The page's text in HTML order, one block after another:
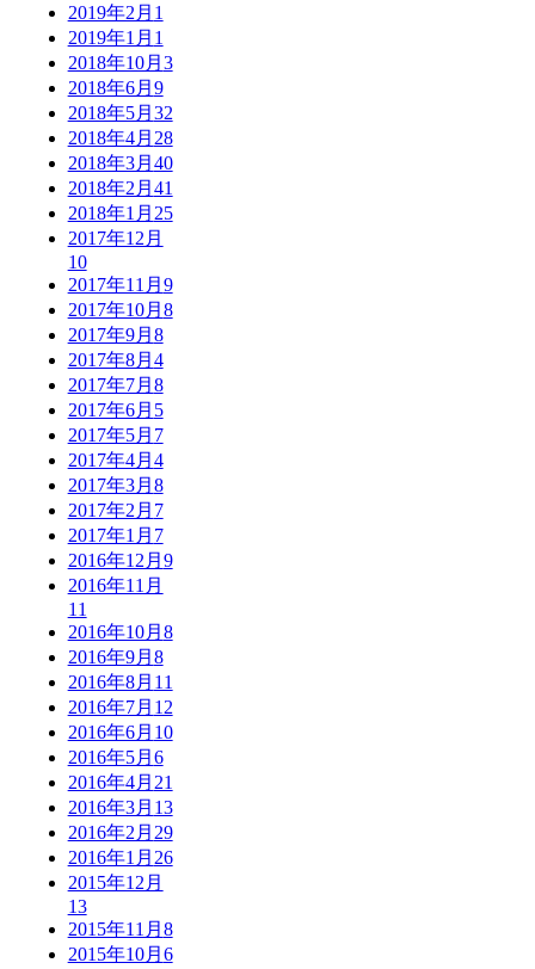
2019年2月 1
2019年1月 1
2018年10月 3
2018年6月 9
2018年5月 32
2018年4月 28
2018年3月 40
2018年2月 41
2018年1月 25
2017年12月
10
2017年11月 9
2017年10月 8
2017年9月 8
2017年8月 4
2017年7月 8
2017年6月 5
2017年5月 7
2017年4月 4
2017年3月 8
2017年2月 7
2017年1月 7
2016年12月 9
2016年11月
11
2016年10月 8
2016年9月 8
2016年8月 11
2016年7月 12
2016年6月 10
2016年5月 6
2016年4月 21
2016年3月 13
2016年2月 29
2016年1月 26
2015年12月
13
2015年11月 8
2015年10月 6